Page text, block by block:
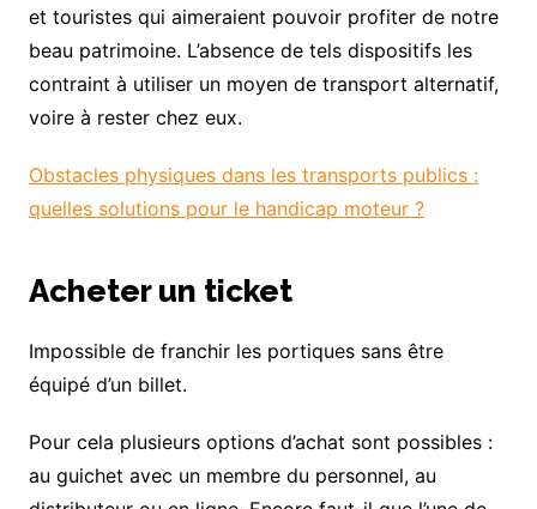
et touristes qui aimeraient pouvoir profiter de notre
beau patrimoine. L’absence de tels dispositifs les
contraint à utiliser un moyen de transport alternatif,
voire à rester chez eux.
Obstacles physiques dans les transports publics :
quelles solutions pour le handicap moteur ?
Acheter un ticket
Impossible de franchir les portiques sans être
équipé d’un billet.
Pour cela plusieurs options d’achat sont possibles :
au guichet avec un membre du personnel, au